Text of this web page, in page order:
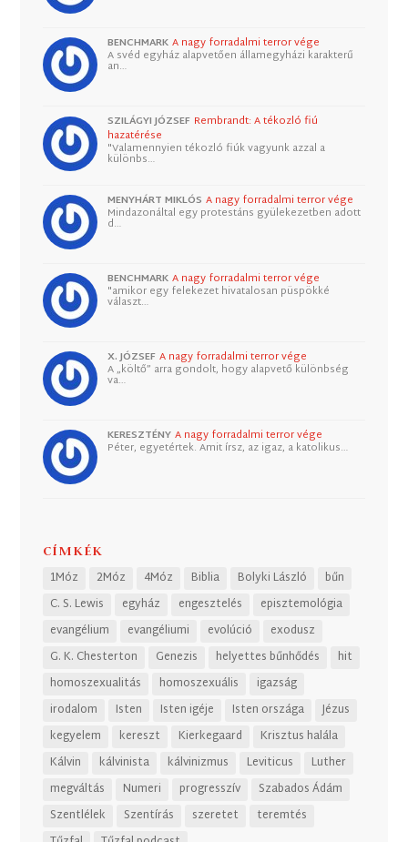
BENCHMARK A nagy forradalmi terror vége
A svéd egyház alapvetően államegyházi karakterű
an…
SZILÁGYI JÓZSEF Rembrandt: A tékozló fiú
hazatérése
"Valamennyien tékozló fiúk vagyunk azzal a
különbs…
MENYHÁRT MIKLÓS A nagy forradalmi terror vége
Mindazonáltal egy protestáns gyülekezetben adott
d…
BENCHMARK A nagy forradalmi terror vége
"amikor egy felekezet hivatalosan püspökké
választ…
X. JÓZSEF A nagy forradalmi terror vége
A „költő” arra gondolt, hogy alapvető különbség
va…
KERESZTÉNY A nagy forradalmi terror vége
Péter, egyetértek. Amit írsz, az igaz, a katolikus…
CÍMKÉK
1Móz 2Móz 4Móz Biblia Bolyki László
bűn
C. S. Lewis
egyház engesztelés
episztemológia
evangélium
evangéliumi evolúció
exodusz
G. K. Chesterton
Genezis helyettes bűnhődés
hit
homoszexualitás
homoszexuális
igazság
irodalom
Isten Isten igéje Isten országa
Jézus
kegyelem
kereszt Kierkegaard
Krisztus halála
Kálvin
kálvinista kálvinizmus Leviticus
Luther
megváltás
Numeri progresszív
Szabados Ádám
Szentlélek
Szentírás szeretet
teremtés